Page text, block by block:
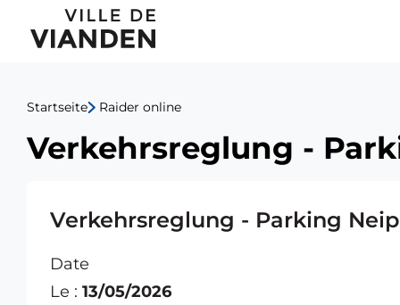
Verkehrsreglung
Parking
Neipiertchen
02.06.26
Hauptnavigationsmenü
Startseite Raider online
Verkehrsreglung -
Verkehrsreglung - Parking
Date
Le : 13/05/2026